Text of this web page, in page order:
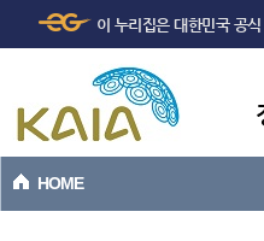
본문바로가기
이 누리집은 대한민국 공
HOME